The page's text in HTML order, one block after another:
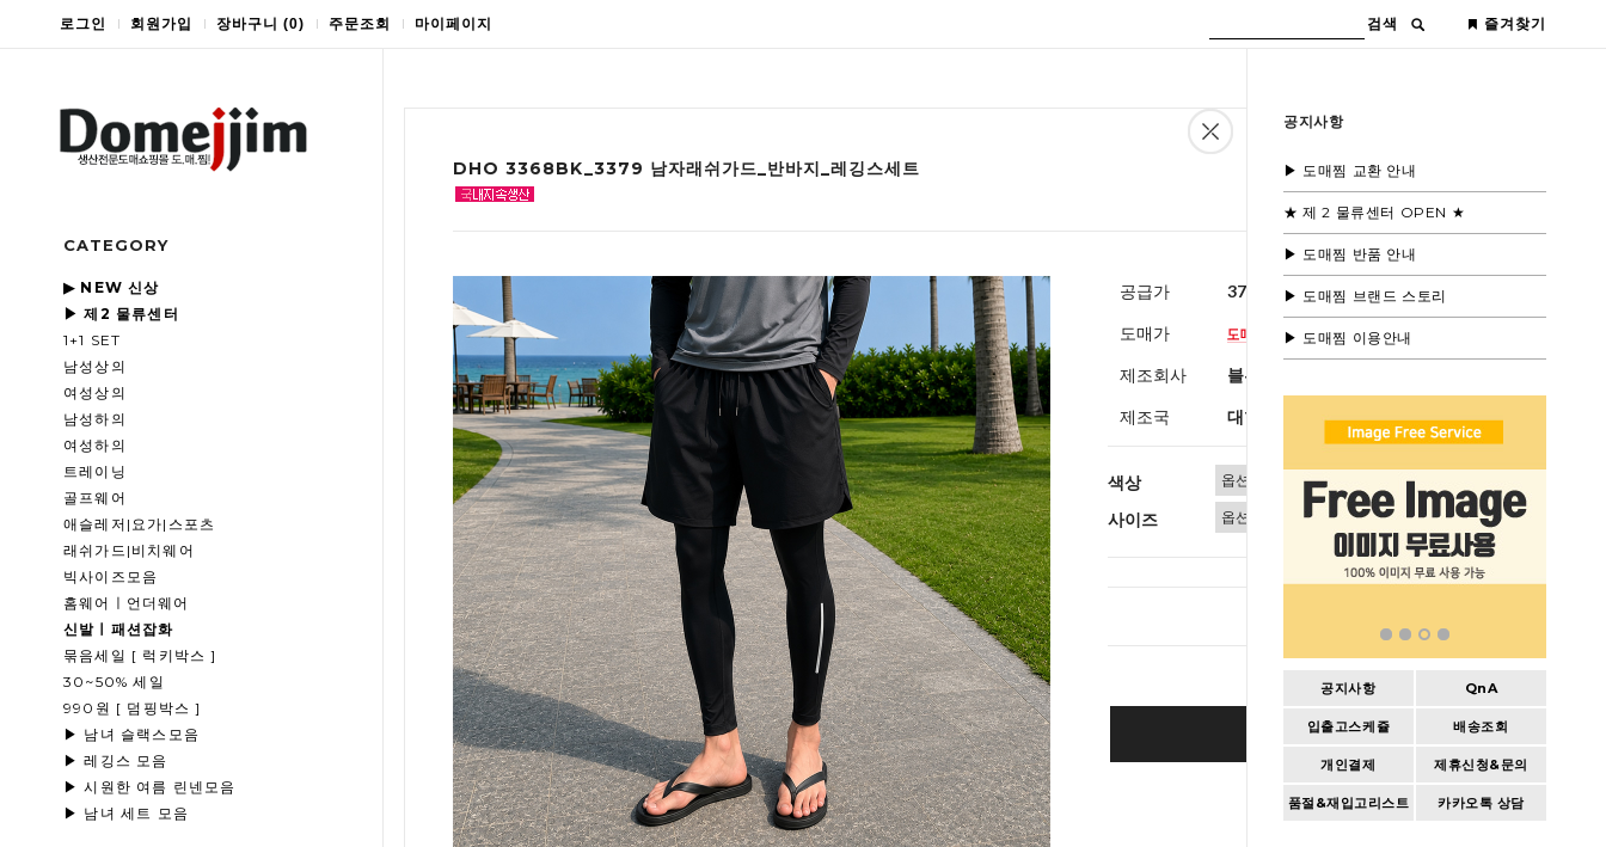
로그인 회원가입 장바구니 (0) 주문조회 마이페이지 검색 즐겨찾기
CATEGORY
▶ NEW 신상
▶ 제2 물류센터
1+1 SET
남성상의
여성상의
남성하의
여성하의
트레이닝
골프웨어
애슬레저|요가|스포츠
래쉬가드|비치웨어
빅사이즈모음
홈웨어ㅣ언더웨어
신발ㅣ패션잡화
묶음세일 [ 럭키박스 ]
30~50% 세일
990원 [ 덤핑박스 ]
▶ 남녀 슬랙스모음
▶ 레깅스 모음
▶ 시원한 여름 린넨모음
▶ 남녀 세트 모음
공지사항
▶ 도매찜 교환 안내
★ 제 2 물류센터 OPEN ★
▶ 도매찜 반품 안내
▶ 도매찜 브랜드 스토리
▶ 도매찜 이용안내
공지사항 QnA
입출고스케쥴 배송조회
개인결제 제휴신청&문의
품절&재입고리스트 카카오톡 상담
DHO 3368BK_3379 남자래쉬가드_반바지_레깅스세트
공급가 37,600원(부가세별도)
도매가
제조회사 블루모드
제조국 대한민국
색상
사이즈
BUY IT NOW
Cart Wishlist